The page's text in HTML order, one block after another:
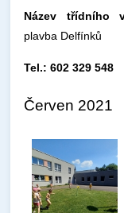
Název třídního
plavba Delfínků
Tel.: 602 329 548
Červen 2021